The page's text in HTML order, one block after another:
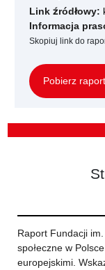
Link źródłowy:
Informacja
Skopiuj link do
Pobierz
Raport Fundacji
społeczne w
europejskimi.